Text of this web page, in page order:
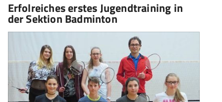
Erfolreiches erstes Jugendtraining in
der Sektion Badminton